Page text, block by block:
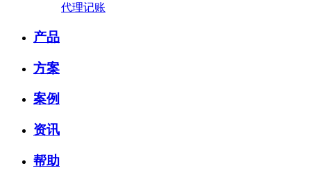
代理记账
产品
方案
案例
资讯
帮助